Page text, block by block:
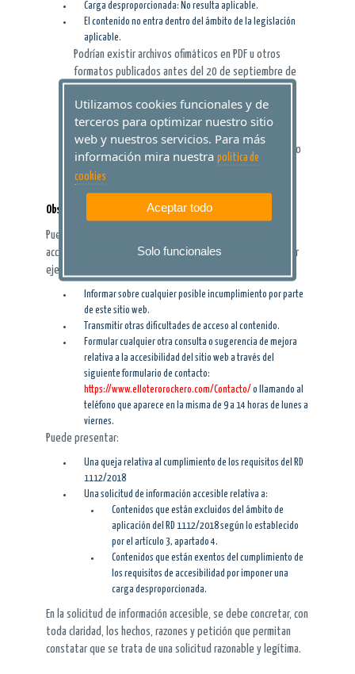
Carga desproporcionada: No resulta aplicable.
El contenido no entra dentro del ámbito de la legislación
aplicable.
Podrían existir archivos ofimáticos en PDF u otros
formatos publicados antes del 20 de septiembre de
requisitos de accesibilidad.
Puede haber contenidos de terceros que no estén
desarrollados en esta Unidad, ni bajo su control, como
archivos ofimáticos de diferentes organismos que
deban publicarse en este sitio.
Observaciones y datos de contacto
Puede realizar comunicaciones sobre requisitos de
accesibilidad [artículo 10.2.a) del RD 1112/2018] como, por
ejemplo:
Informar sobre cualquier posible incumplimiento por parte
de este sitio web.
Transmitir otras dificultades de acceso al contenido.
Formular cualquier otra consulta o sugerencia de mejora
relativa a la accesibilidad del sitio web a través del
siguiente formulario de contacto:
https://www.elloterorockero.com/Contacto/ o llamando al
teléfono que aparece en la misma de 9 a 14 horas de lunes a
viernes.
Puede presentar:
Una queja relativa al cumplimiento de los requisitos del RD
1112/2018
Una solicitud de información accesible relativa a:
Contenidos que están excluidos del ámbito de
aplicación del RD 1112/2018 según lo establecido
por el artículo 3, apartado 4.
Contenidos que están exentos del cumplimiento de
los requisitos de accesibilidad por imponer una
carga desproporcionada.
En la solicitud de información accesible, se debe concretar, con
toda claridad, los hechos, razones y petición que permitan
constatar que se trata de una solicitud razonable y legítima.
Utilizamos cookies funcionales y de
terceros para optimizar nuestro sitio
web y nuestros servicios. Para más
información mira nuestra politica de
cookies
Aceptar todo
Solo funcionales